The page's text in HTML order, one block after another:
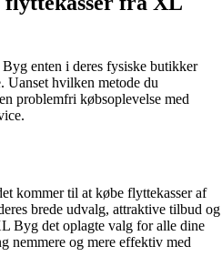
enten i deres fysiske butikker
Uanset hvilken metode du
problemfri købsoplevelse med
kommer til at købe flyttekasser af
brede udvalg, attraktive tilbud og
Byg det oplagte valg for alle dine
nemmere og mere effektiv med